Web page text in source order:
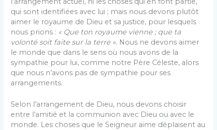
qui sont identifiées avec lui ; mais nous devons plutôt
aimer le royaume de Dieu et sa justice, pour lesquels
nous prions : « Que ton royaume vienne ; que ta
volonté soit faite sur la terre ». Nous ne devons aimer
le monde que dans le sens où nous avons de la
sympathie pour lui, comme notre Père Céleste, alors
que nous n’avons pas de sympathie pour ses
arrangements.
Selon l’arrangement de Dieu, nous devons choisir
entre l’amitié et la communion avec Dieu ou avec le
monde. Les choses que le Seigneur aime déplaisent au